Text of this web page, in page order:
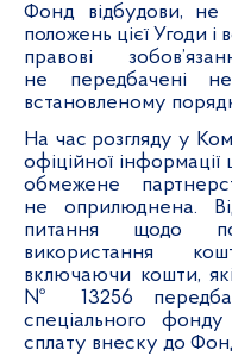
Фонд відбудови, не
положень цієї Угоди
правові
не
передбачені
встановленому
На час розгляду у
офіційної
обмежене
не оприлюднена.
питання щодо
використання
включаючи кошти,
№ 13256
спеціального
сплату внеску до